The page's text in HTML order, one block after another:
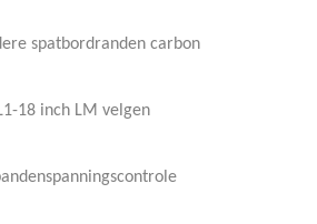
spatbordranden carbon
18 inch LM velgen